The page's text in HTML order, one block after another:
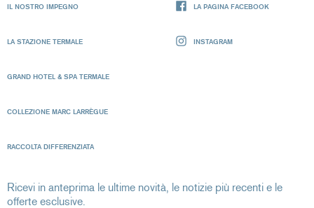
IL NOSTRO IMPEGNO
LA STAZIONE TERMALE
GRAND HOTEL & SPA TERMALE
COLLEZIONE MARC LARRÈGUE
RACCOLTA DIFFERENZIATA
LA PAGINA FACEBOOK
INSTAGRAM
Ricevi in anteprima le ultime novità, le notizie più recenti e le
offerte esclusive.